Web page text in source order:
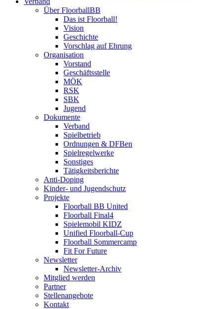
Über FloorballBB
Das ist Floorball!
Vision
Geschichte
Vorschlag auf Ehrung
Organisation
Vorstand
Geschäftsstelle
MÖK
RSK
SBK
Jugend
Dokumente
Verband
Spielbetrieb
Ordnungen & DFBen
Spielregelwerke
Sonstiges
Tätigkeitsberichte
Anti-Doping
Kinder- und Jugendschutz
Projekte
Floorball BB United
Floorball Final4
Spielemobil KIDZ
Unified Floorball-Cup
Floorball Sommercamp
Fit For Future
Newsletter
Newsletter-Archiv
Mitglied werden
Partner
Stellenangebote
Kontakt